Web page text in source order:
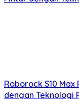
Roborock S10
dengan Teknologi